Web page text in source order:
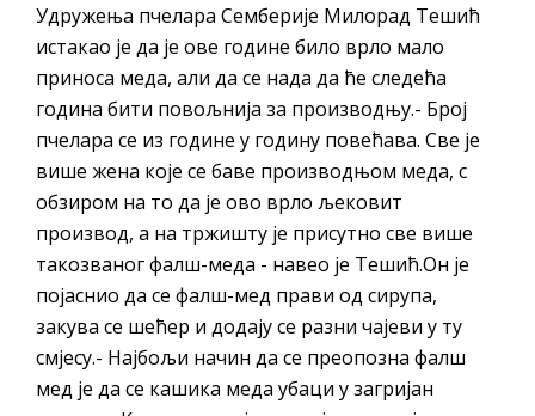
Удружења пчелара Семберије Милорад Тешић
истакао је да је ове године било врло мало
приноса меда, али да се нада да ће следећа
година бити повољнија за производњу.- Број
пчелара се из године у годину повећава. Све је
више жена које се баве производњом меда, с
обзиром на то да је ово врло љековит
производ, а на тржишту је присутно све више
такозваног фалш-меда - навео је Тешић.Он је
појаснио да се фалш-мед прави од сирупа,
закува се шећер и додају се разни чајеви у ту
смјесу.- Најбољи начин да се преопозна фалш
мед је да се кашика меда убаци у загријан